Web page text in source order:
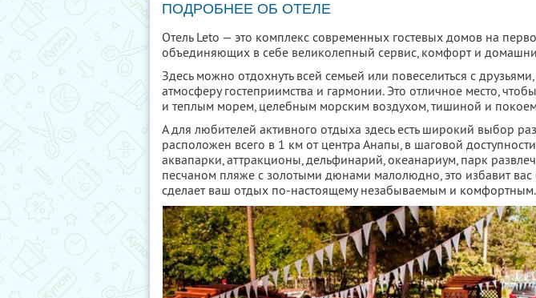
ПОДРОБНЕЕ ОБ ОТЕЛЕ
Отель Leto — это комплекс современных гостевых домов на
объединяющих в себе великолепный сервис, комфорт и
Здесь можно отдохнуть всей семьей или повеселиться с
атмосферу гостеприимства и гармонии. Это отличное место,
и теплым морем, целебным морским воздухом, тишиной и
А для любителей активного отдыха здесь есть широкий выбор
расположен всего в 1 км от центра Анапы, в шаговой доступности
аквапарки, аттракционы, дельфинарий, океанариум, парк
песчаном пляже с золотыми дюнами малолюдно, это избавит вас
сделает ваш отдых по-настоящему незабываемым и комфортным.